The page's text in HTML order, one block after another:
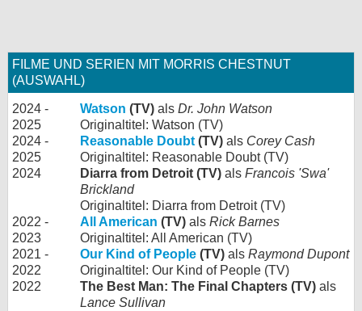
FILME UND SERIEN MIT MORRIS CHESTNUT
(AUSWAHL)
2024 -
2025
Watson (TV) als Dr. John Watson
Originaltitel: Watson (TV)
2024 -
2025
Reasonable Doubt (TV) als Corey Cash
Originaltitel: Reasonable Doubt (TV)
2024
Diarra from Detroit (TV) als Francois 'Swa'
Brickland
Originaltitel: Diarra from Detroit (TV)
2022 -
2023
All American (TV) als Rick Barnes
Originaltitel: All American (TV)
2021 -
2022
Our Kind of People (TV) als Raymond Dupont
Originaltitel: Our Kind of People (TV)
2022
The Best Man: The Final Chapters (TV) als
Lance Sullivan